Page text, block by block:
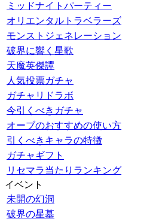
ミッドナイトパーティー
オリエンタルトラベラーズ
モンストジェネレーション
破界に響く星歌
天魔英傑譚
人気投票ガチャ
ガチャリドラボ
今引くべきガチャ
オーブのおすすめの使い方
引くべきキャラの特徴
ガチャギフト
リセマラ当たりランキング
イベント
未開の幻洞
破界の星墓